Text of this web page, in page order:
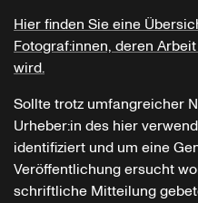
Hier finden Sie eine
Fotograf:innen, deren
wird.
Sollte trotz umfangreicher
Urheber:in des hier
identifiziert und um eine
Veröffentlichung ersucht
schriftliche Mitteilung